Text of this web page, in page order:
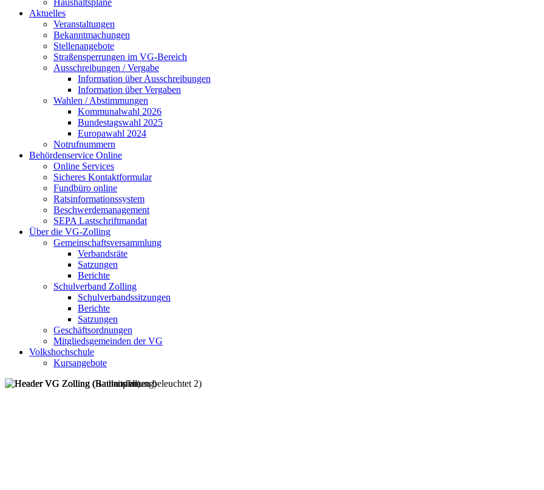
Haushaltspläne
Aktuelles
Veranstaltungen
Bekanntmachungen
Stellenangebote
Straßensperrungen im VG-Bereich
Ausschreibungen / Vergabe
Information über Ausschreibungen
Information über Vergaben
Wahlen / Abstimmungen
Kommunalwahl 2026
Bundestagswahl 2025
Europawahl 2024
Notrufnummern
Behördenservice Online
Online Services
Sicheres Kontaktformular
Fundbüro online
Ratsinformationssystem
Beschwerdemanagement
SEPA Lastschriftmandat
Über die VG-Zolling
Gemeinschaftsversammlung
Verbandsräte
Satzungen
Berichte
Schulverband Zolling
Schulverbandssitzungen
Berichte
Satzungen
Geschäftsordnungen
Mitgliedsgemeinden der VG
Volkshochschule
Kursangebote